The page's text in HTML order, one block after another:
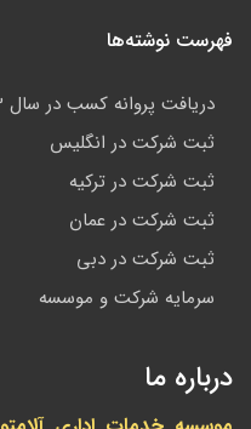
فهرست نوشته‌ها
دریافت پروانه کسب در سال 1403
ثبت شرکت در انگلیس
ثبت شرکت در ترکیه
ثبت شرکت در عمان
ثبت شرکت در دبی
سرمایه شرکت و موسسه
درباره ما